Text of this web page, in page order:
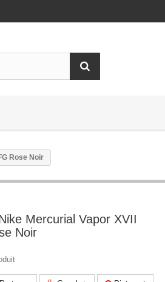
Rose Noir
Mercurial Vapor XVII
Noir